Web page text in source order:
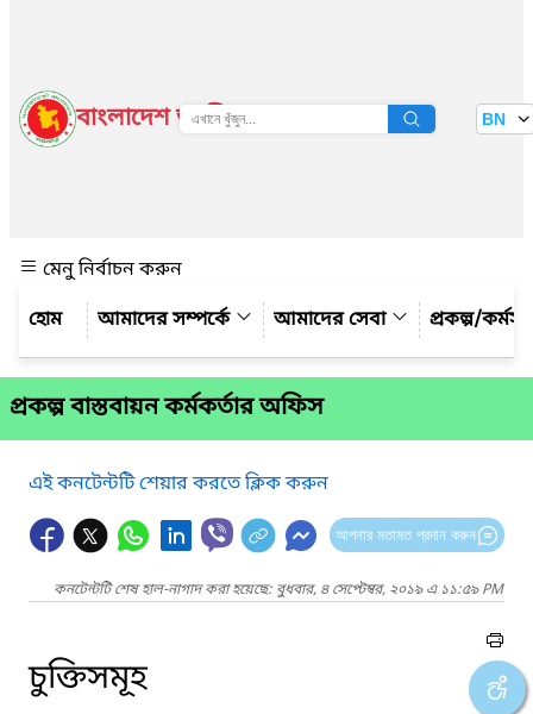
বাংলাদেশ জাতীয় তথ্য বাতায়ন BN
মেনু নির্বাচন করুন
আমাদের সম্পর্কে
আমাদের সেবা প্রকল্প/
প্রকল্প বাস্তবায়ন কর্মকর্তার অফিস
এই কনটেন্টটি শেয়ার করতে ক্লিক করুন
আপনার মতামত প্রদান করুন
কনটেন্টটি শেষ হাল-নাগাদ করা হয়েছে: বুধবার, ৪ সেপ্টেম্বর, ২০১৯ এ ১১:৫৯ PM
চুক্তিসমূহ